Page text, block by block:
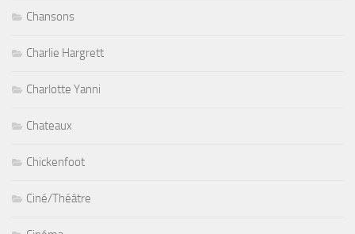
Chansons
Charlie Hargrett
Charlotte Yanni
Chateaux
Chickenfoot
Ciné/Théâtre